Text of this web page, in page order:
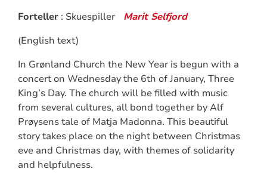
Forteller: Skuespiller
Marit Selfjord
(English text)
In Grønland Church the New Year is begun with a
concert on Wednesday the 6th of January, Three
King’s Day. The church will be filled with music
from several cultures, all bond together by Alf
Prøysens tale of Matja Madonna. This beautiful
story takes place on the night between Christmas
eve and Christmas day, with themes of solidarity
and helpfulness.